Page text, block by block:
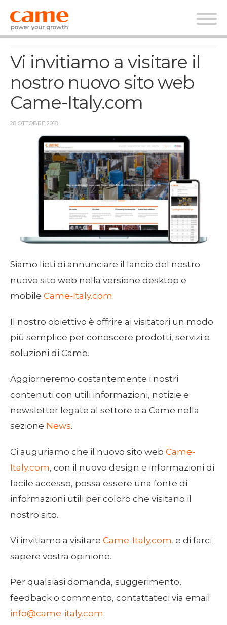
News
Vi invitiamo a visitare il
nostro nuovo sito web
Came-Italy.com
28 OTTOBRE 2018
Siamo lieti di annunciare il lancio del nostro
nuovo sito web nella versione desktop e
mobile Came-Italy.com.
Il nostro obiettivo è offrire ai visitatori un modo
più semplice per conoscere prodotti, servizi e
soluzioni di Came.
Aggiorneremo costantemente i nostri
contenuti con utili informazioni, notizie e
newsletter legate al settore e a Came nella
sezione News.
Ci auguriamo che il nuovo sito web Came-
Italy.com, con il nuovo design e informazioni di
facile accesso, possa essere una fonte di
informazioni utili per coloro che visitano il
nostro sito.
Vi invitiamo a visitare Came-Italy.com. e di farci
sapere vostra opinione.
Per qualsiasi domanda, suggerimento,
feedback o commento, contattateci via email
info@came-italy.com.